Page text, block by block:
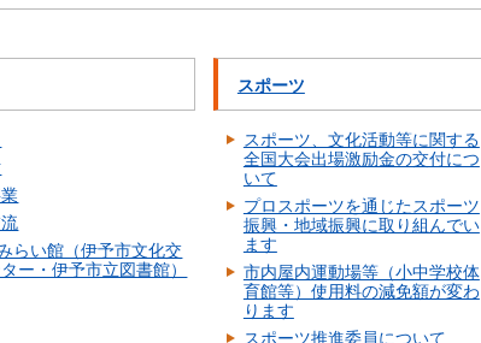
らい館（伊予市文化交
ー・伊予市立図書館）
スポーツ
スポーツ、文化活動等に関する
全国大会出場激励金の交付につ
いて
プロスポーツを通じたスポーツ
振興・地域振興に取り組んでい
ます
市内屋内運動場等（小中学校体
育館等）使用料の減免額が変わ
ります
スポーツ推進委員について